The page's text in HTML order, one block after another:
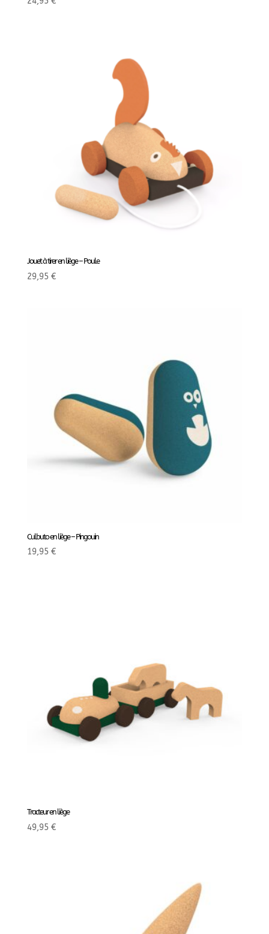
Jouet à tirer en liège – Poule
29,95 €
Culbuto en liège – Pingouin
19,95 €
Tracteur en liège
49,95 €